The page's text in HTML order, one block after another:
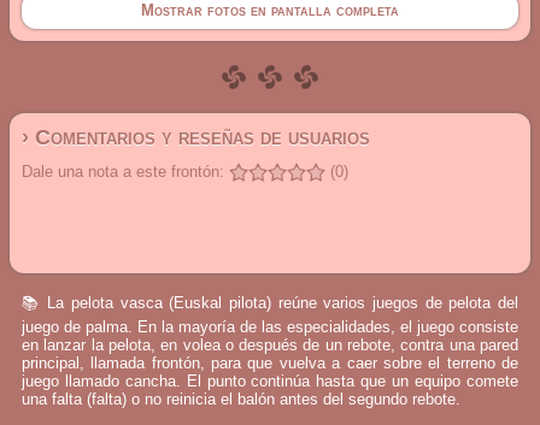
Mostrar fotos en pantalla completa
› Comentarios y reseñas de usuarios
Dale una nota a este frontón: (0)
📚 La pelota vasca (Euskal pilota) reúne varios juegos de pelota del
juego de palma. En la mayoría de las especialidades, el juego consiste
en lanzar la pelota, en volea o después de un rebote, contra una pared
principal, llamada frontón, para que vuelva a caer sobre el terreno de
juego llamado cancha. El punto continúa hasta que un equipo comete
una falta (falta) o no reinicia el balón antes del segundo rebote.